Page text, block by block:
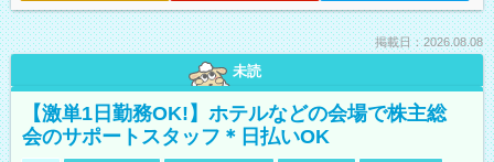
掲載日：2026.08.08
未読
【激単1日勤務OK!】ホテルなどの会場で株主総
会のサポートスタッフ＊日払いOK